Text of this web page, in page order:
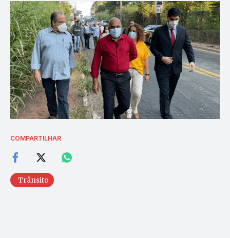
COMPARTILHAR
Trânsito